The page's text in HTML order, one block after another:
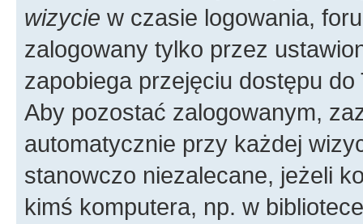
wizycie w czasie logowania,
zalogowany tylko przez
zapobiega przejęciu dostępu
Aby pozostać zalogowanym,
automatycznie przy każdej
stanowczo niezalecane, jeżeli
kimś komputera, np. w